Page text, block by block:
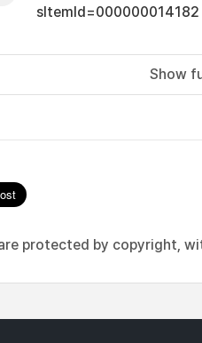
sItemId=000000014182
Show
protected by copyright,